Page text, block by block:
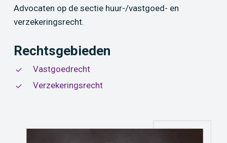
Advocaten op de sectie huur-/vastgoed- en
verzekeringsrecht.
Rechtsgebieden
Vastgoedrecht
Verzekeringsrecht